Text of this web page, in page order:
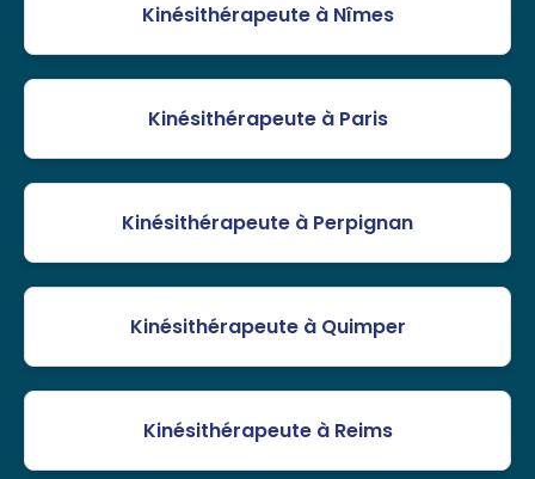
Kinésithérapeute à Nîmes
Kinésithérapeute à Paris
Kinésithérapeute à Perpignan
Kinésithérapeute à Quimper
Kinésithérapeute à Reims